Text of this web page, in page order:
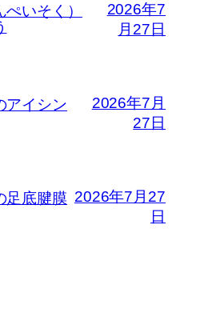
いそく）
2026年7
月27日
アイシン
2026年7月
27日
足底腱膜 2026年7月27
日